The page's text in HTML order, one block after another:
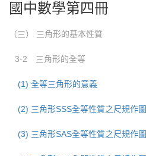
國中數學第四冊
（三） 三角形的基本性質
3-2 三角形的全等
(1) 全等三角形的意義
(2) 三角形SSS全等性質之尺規作圖
(3) 三角形SAS全等性質之尺規作圖